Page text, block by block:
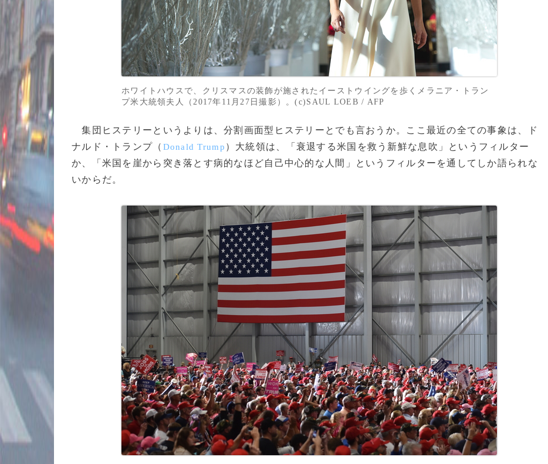
ホワイトハウスで、クリスマスの装飾が施されたイーストウイングを歩くメラニア・トラン
プ米大統領夫人（2017年11月27日撮影）。(c)SAUL LOEB / AFP
集団ヒステリーというよりは、分割画面型ヒステリーとでも言おうか。ここ最近の全ての事象は、ド
ナルド・トランプ（ Donald Trump ）大統領は、「衰退する米国を救う新鮮な息吹」というフィルター
か、「米国を崖から突き落とす病的なほど自己中心的な人間」というフィルターを通してしか語られな
いからだ。